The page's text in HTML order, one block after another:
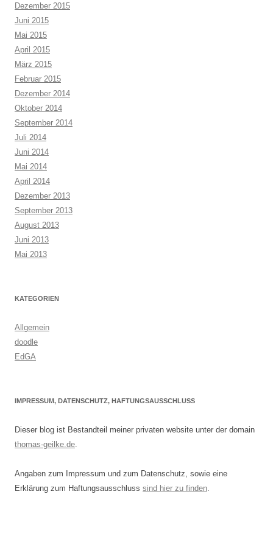
Dezember 2015
Juni 2015
Mai 2015
April 2015
März 2015
Februar 2015
Dezember 2014
Oktober 2014
September 2014
Juli 2014
Juni 2014
Mai 2014
April 2014
Dezember 2013
September 2013
August 2013
Juni 2013
Mai 2013
KATEGORIEN
Allgemein
doodle
EdGA
IMPRESSUM, DATENSCHUTZ, HAFTUNGSAUSSCHLUSS
Dieser blog ist Bestandteil meiner privaten website unter der domain
thomas-geilke.de.
Angaben zum Impressum und zum Datenschutz, sowie eine
Erklärung zum Haftungsausschluss sind hier zu finden.